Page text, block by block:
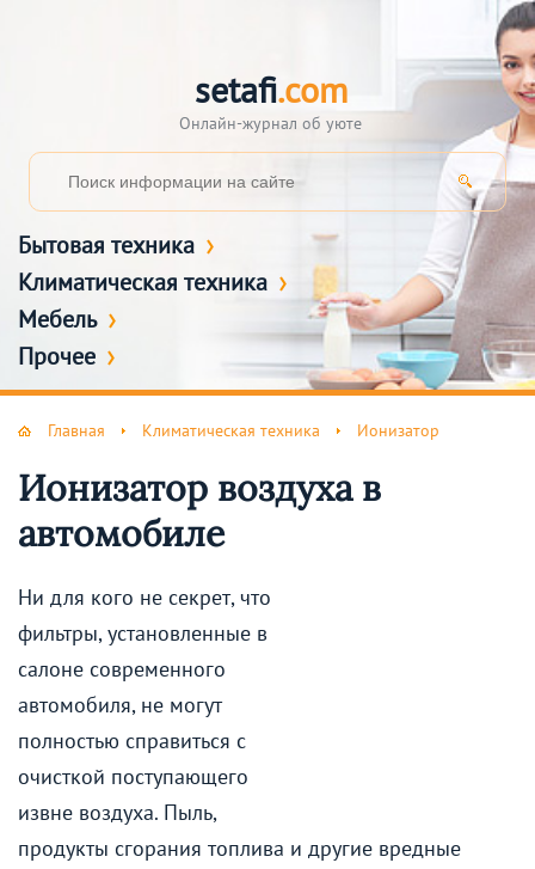
setafi.com
Онлайн-журнал об уюте
Бытовая техника
Климатическая техника
Мебель
Прочее
Главная Климатическая техника Ионизатор
Ионизатор воздуха в
автомобиле
Ни для кого не секрет, что
фильтры, установленные в
салоне современного
автомобиля, не могут
полностью справиться с
очисткой поступающего
извне воздуха. Пыль,
продукты сгорания топлива и другие вредные